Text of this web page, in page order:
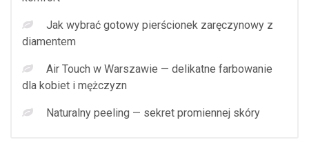
Jak wybrać gotowy pierścionek zaręczynowy z
diamentem
Air Touch w Warszawie — delikatne farbowanie
dla kobiet i mężczyzn
Naturalny peeling — sekret promiennej skóry